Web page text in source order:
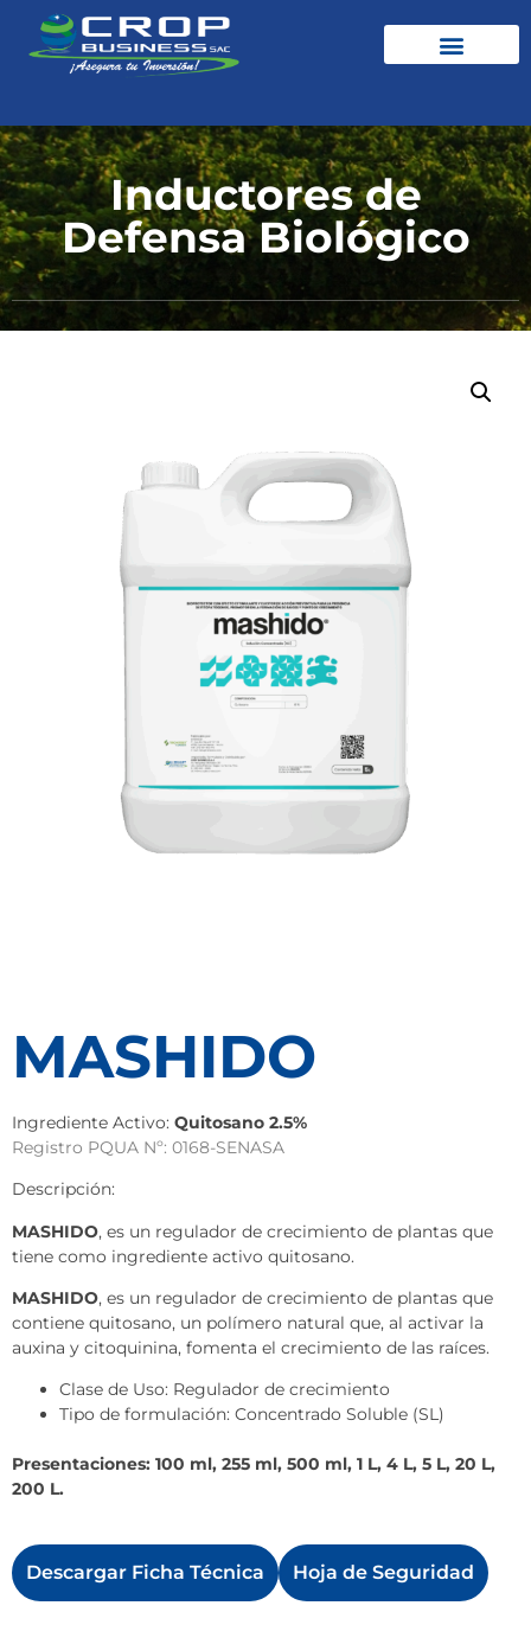
Inductores de
Defensa Biológico
MASHIDO
Ingrediente Activo: Quitosano 2.5%
Registro PQUA Nº: 0168-SENASA
Descripción:
MASHIDO, es un regulador de crecimiento de plantas que
tiene como ingrediente activo quitosano.
MASHIDO, es un regulador de crecimiento de plantas que
contiene quitosano, un polímero natural que, al activar la
auxina y citoquinina, fomenta el crecimiento de las raíces.
Clase de Uso: Regulador de crecimiento
Tipo de formulación: Concentrado Soluble (SL)
Presentaciones: 100 ml, 255 ml, 500 ml, 1 L, 4 L, 5 L, 20 L,
200 L.
Descargar Ficha Técnica Hoja de Seguridad